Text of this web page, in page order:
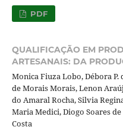
PDF
QUALIFICAÇÃO EM
ARTESANAIS: DA
Monica Fiuza Lobo, Débora
de Morais Morais, Lenon
do Amaral Rocha, Silvia
Maria Medici, Diogo Soares
Costa